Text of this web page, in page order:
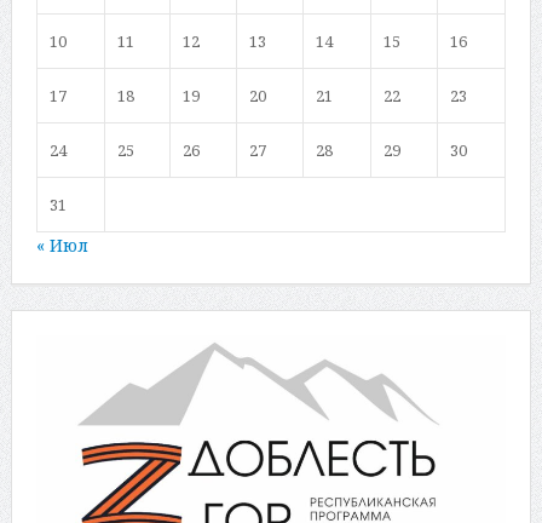
10 11 12 13 14 15 16
17 18 19 20 21 22 23
24 25 26 27 28 29 30
31
« Июл